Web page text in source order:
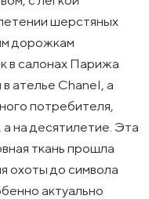
шерстяных
дорожкам
в салонах Парижа
ателье Chanel, а
потребителя,
на десятилетие. Эта
ткань прошла
охоты до символа
актуально